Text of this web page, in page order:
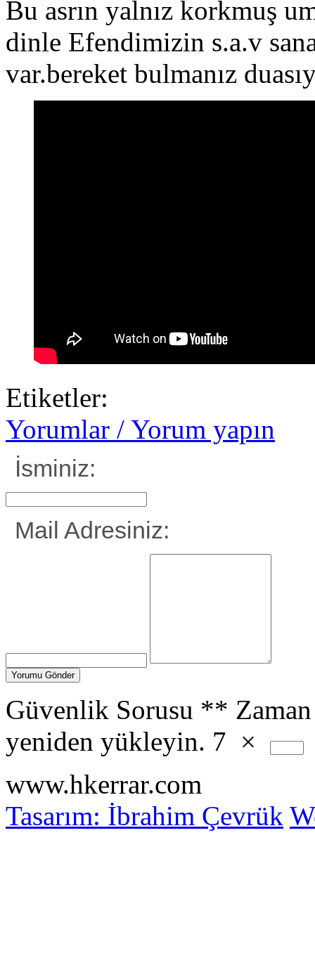
Bu asrın yalnız korkmuş
dinle Efendimizin s.a.v
var.bereket bulmanız
Etiketler:
Yorumlar / Yorum yapın
İsminiz:
Mail Adresiniz:
Güvenlik Sorusu **
yeniden yükleyin. 7 ×
www.hkerrar.com
Tasarım: İbrahim Çevrük